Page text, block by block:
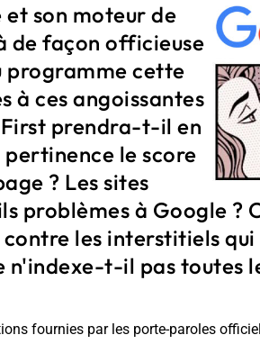
et son moteur de
de façon officieuse
programme cette
à ces angoissantes
prendra-t-il en
le score
? Les sites
problèmes à Google ?
les interstitiels qui
n'indexe-t-il pas toutes
fournies par les porte-paroles